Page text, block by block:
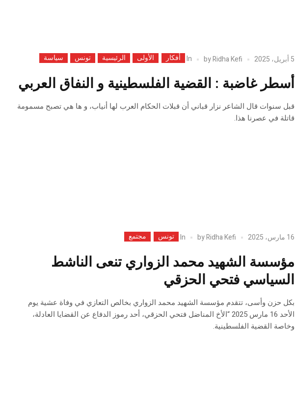
5 أبريل، 2025 byRidha Kefi
In أفكار الأولى الرئيسية تونس سياسة
أسطر غاضبة : القضية الفلسطينية و النفاق العربي
قبل سنوات قال الشاعر نزار قباني أن قبلات الحكام العرب لها أنياب، و ها هي تصبح مسمومة
قاتلة في عصرنا هذا.
16 مارس، 2025 byRidha Kefi
In تونس مجتمع
مؤسسة الشهيد محمد الزواري تنعى الناشط
السياسي فتحي الحزقي
بكل حزن وأسى، تتقدم مؤسسة الشهيد محمد الزواري بخالص التعازي في وفاة عشية يوم
الأحد 16 مارس 2025 “الأخ المناضل فتحي الحزقي، أحد رموز الدفاع عن القضايا العادلة،
وخاصة القضية الفلسطينية.